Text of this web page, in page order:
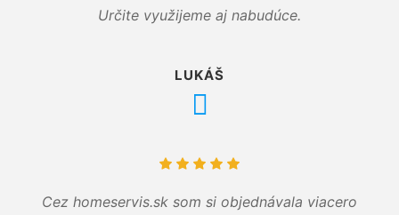
Určite využijeme aj nabudúce.
LUKÁŠ
Cez homeservis.sk som si objednávala viacero